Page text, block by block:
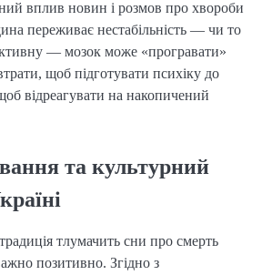
вплив новин і розмов про хвороби
переживає нестабільність — чи то
— мозок може «програвати»
щоб підготувати психіку до
відреагувати на накопичений
та культурний
тлумачить сни про смерть
позитивно. Згідно з